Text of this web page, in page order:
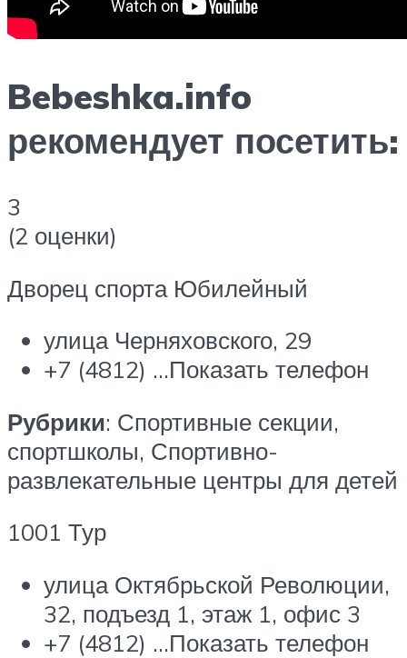
Bebeshka.info
рекомендует посетить:
3
(2 оценки)
Дворец спорта Юбилейный
улица Черняховского, 29
+7 (4812) …Показать телефон
Рубрики: Спортивные секции,
спортшколы, Спортивно-
развлекательные центры для детей
1001 Тур
улица Октябрьской Революции,
32, подъезд 1, этаж 1, офис 3
+7 (4812) …Показать телефон